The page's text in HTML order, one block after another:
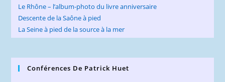
Le Rhône – l’album-photo du livre anniversaire
Descente de la Saône à pied
La Seine à pied de la source à la mer
Conférences De Patrick Huet